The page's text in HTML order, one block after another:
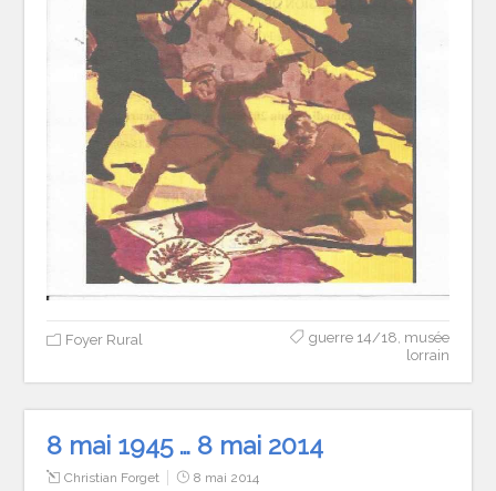
Foyer Rural guerre 14/18, musée
lorrain
8 mai 1945 … 8 mai 2014
Christian Forget 8 mai 2014